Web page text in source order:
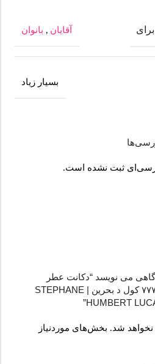
آقایان , بانوان
بسیار زیاد
ثبت نشده است.
می نویسد “دکانت عطر
استفان هامبرت لوکاس ۷۷۷ کول د بحرین | STEPHANE
HUMBERT
نخواهد شد. بخش‌های موردنیاز